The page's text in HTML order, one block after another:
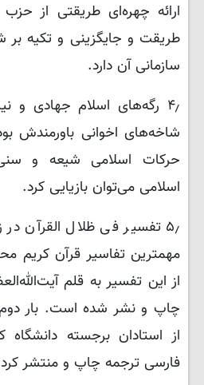
ارائه چهره‌ای طریقتی از
طریقت و جایگزینی و تکیه
سازمانی آن دارد.
۴٫ رگه‌های اسلام جهادی و
شاخه‌های اخوانی باورمندش
حرکات اسلامی شیعه و
اسلامی می‌توان بازیایی کرد.
۵٫ تفسیر فی ظلال القرآن
مهمترین تفاسیر قرآن
از این تفسیر به قلم
چاپ و نشر شده است. بار
از استادان برجسته دانشگاه
فارسی ترجمه چاپ و منتشر